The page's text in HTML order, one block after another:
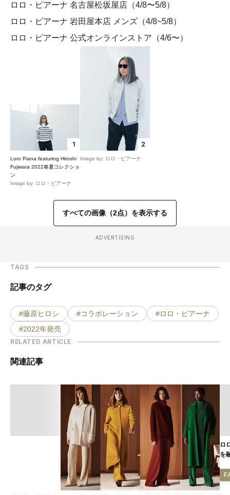
ロロ・ピアーナ 名古屋松坂屋店（4/8〜5/8）
ロロ・ピアーナ 岩田屋本店 メンズ（4/8~5/8）
ロロ・ピアーナ 公式オンラインストア（4/6〜）
1
Loro Piana featuring Hiroshi
Fujiwara 2022春夏コレクショ
ン
Image by: ロロ・ピアーナ
2
Image by: ロロ・ピアーナ
すべての画像（2点）を表示する
ADVERTISING
TAGS
記事のタグ
#藤原ヒロシ #コラボレーション
#ロロ・ピアーナ
#2022年発売
RELATED ARTICLE
関連記事
ロ
を